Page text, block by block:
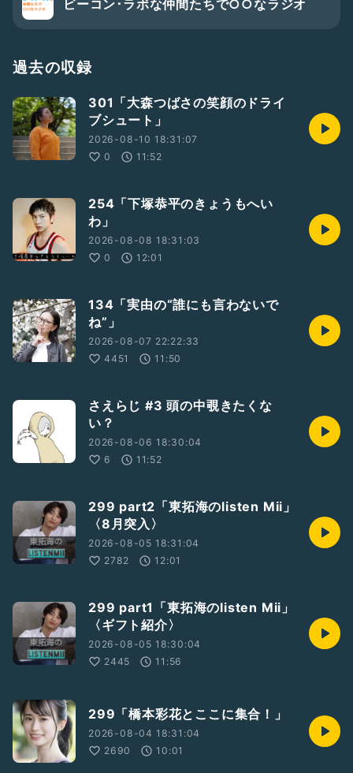
－－－－－－－－
#beaconlab
#東拓海#水曜更新
#出演情報
ビーコン･ラボな仲間たちで○○なラジオ
過去の収録
301「大森つばさの笑顔のドライ
ブシュート」
2026-08-10 18:31:07
0
11:52
254「下塚恭平のきょうもへい
わ」
2026-08-08 18:31:03
0
12:01
134「実由の“誰にも言わないで
ね”」
2026-08-07 22:22:33
4451
11:50
さえらじ #3 頭の中覗きたくな
い？
2026-08-06 18:30:04
6
11:52
299 part2「東拓海のlisten Mii」
〈8月突入〉
2026-08-05 18:31:04
2782
12:01
299 part1「東拓海のlisten Mii」
〈ギフト紹介〉
2026-08-05 18:30:04
2445
11:56
299「橋本彩花とここに集合！」
2026-08-04 18:31:04
2690
10:01